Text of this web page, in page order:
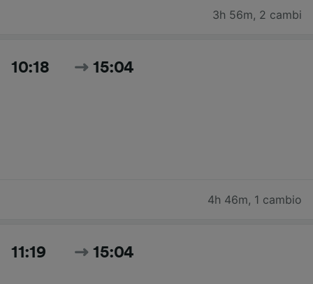
3h 56m, 2 cambi
10:18 15:04
4h 46m, 1 cambio
11:19 15:04